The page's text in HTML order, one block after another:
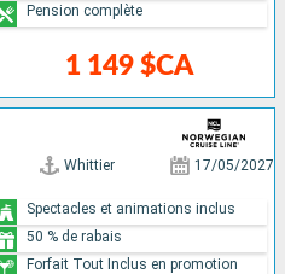
1 149 $CA
Pension complète
Whittier 17/05/2027
Spectacles et animations inclus
50 % de rabais
Forfait Tout Inclus en promotion